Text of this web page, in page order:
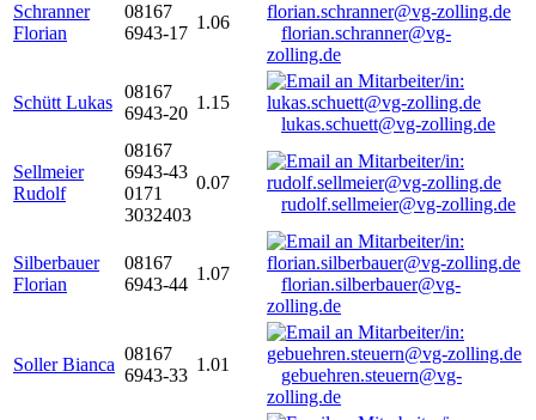
Schranner
Florian
08167
6943-17
1.06
florian.schranner@vg-
zolling.de
Schütt Lukas
08167
6943-20
1.15
lukas.schuett@vg-zolling.de
Sellmeier
Rudolf
08167
6943-43
0171
3032403
0.07
rudolf.sellmeier@vg-zolling.de
Silberbauer
Florian
08167
6943-44
1.07
florian.silberbauer@vg-
zolling.de
Soller Bianca
08167
6943-33
1.01
gebuehren.steuern@vg-
zolling.de